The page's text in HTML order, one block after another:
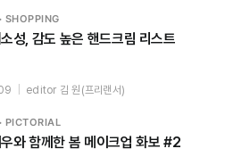
SHOPPING
성, 감도 높은 핸드크림 리스트
editor 김 원(프리랜서)
PICTORIAL
와 함께한 봄 메이크업 화보 #2